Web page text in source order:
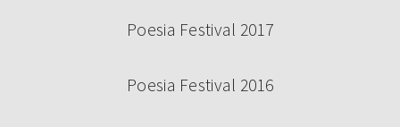
Poesia Festival 2017
Poesia Festival 2016